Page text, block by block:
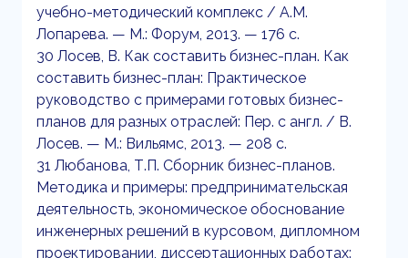
учебно-методический комплекс / А.М.
Лопарева. — М.: Форум, 2013. — 176 c.
30 Лосев, В. Как составить бизнес-план. Как
составить бизнес-план: Практическое
руководство с примерами готовых бизнес-
планов для разных отраслей: Пер. с англ. / В.
Лосев. — М.: Вильямс, 2013. — 208 c.
31 Любанова, Т.П. Сборник бизнес-планов.
Методика и примеры: предпринимательская
деятельность, экономическое обоснование
инженерных решений в курсовом, дипломном
проектировании, диссертационных работах: